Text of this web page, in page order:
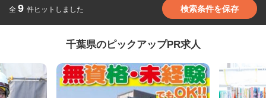
全 9 件ヒットしました 検索条件を保存
千葉県のピックアップPR求人